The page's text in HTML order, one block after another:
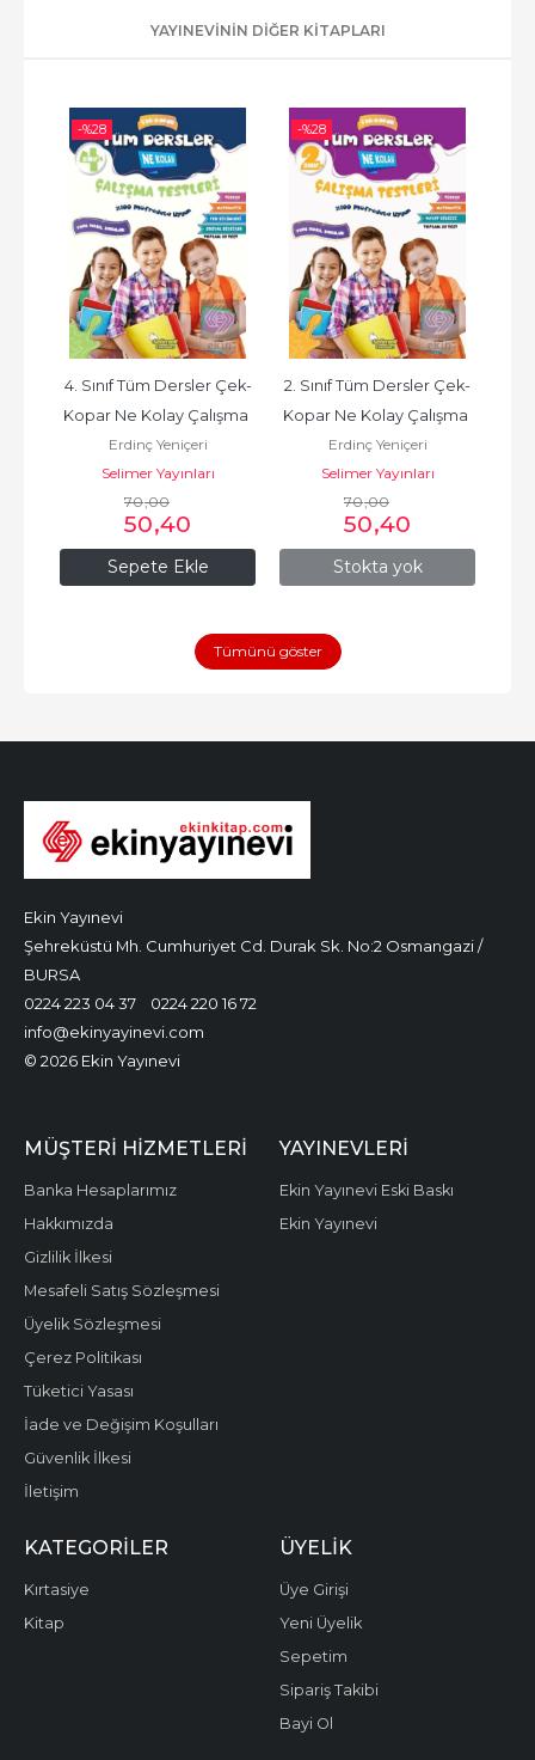
YAYINEVININ DIĞER KITAPLARI
-%28
Sepete Ekle
4. Sınıf Tüm Dersler Çek-
Kopar Ne Kolay Çalışma
Testleri
Erdinç Yeniçeri
Selimer Yayınları
70,00
50,40
-%28
Stokta yok
2. Sınıf Tüm Dersler Çek-
Kopar Ne Kolay Çalışma
Testleri
Erdinç Yeniçeri
Selimer Yayınları
70,00
50,40
Tümünü göster
Ekin Yayınevi
Şehreküstü Mh. Cumhuriyet Cd. Durak Sk. No:2 Osmangazi /
BURSA
0224 223 04 37
0224 220 16 72
info@ekinyayinevi.com
© 2026 Ekin Yayınevi
MÜŞTERI HIZMETLERI
Banka Hesaplarımız
Hakkımızda
Gizlilik İlkesi
Mesafeli Satış Sözleşmesi
Üyelik Sözleşmesi
Çerez Politikası
Tüketici Yasası
İade ve Değişim Koşulları
Güvenlik İlkesi
İletişim
YAYINEVLERI
Ekin Yayınevi Eski Baskı
Ekin Yayınevi
KATEGORILER
Kırtasiye
Kitap
ÜYELIK
Üye Girişi
Yeni Üyelik
Sepetim
Sipariş Takibi
Bayi Ol